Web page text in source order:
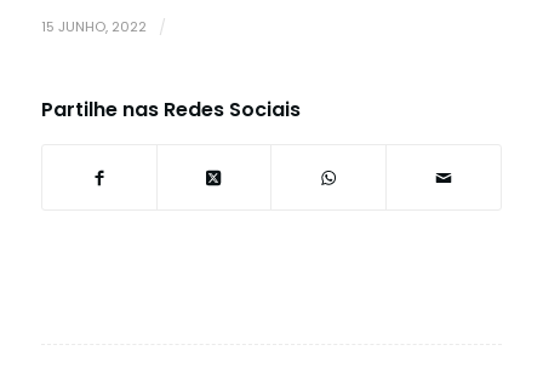
15 JUNHO, 2022 /
Partilhe nas Redes Sociais